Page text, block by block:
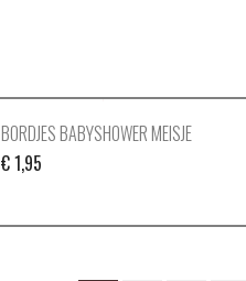
BORDJES BABYSHOWER MEISJE
€1,95